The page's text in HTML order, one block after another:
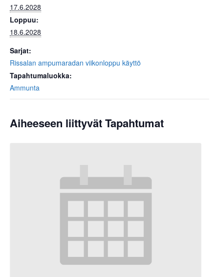
17.6.2028
Loppuu:
18.6.2028
Sarjat:
Rissalan ampumaradan viikonloppu käyttö
Tapahtumaluokka:
Ammunta
Aiheeseen liittyvät Tapahtumat